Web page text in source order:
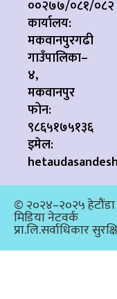
००२७७/०८१/०८२
कार्यालय:
मकवानपुरगढी
गाउँपालिका–
४,
मकवानपुर
फोन:
९८६५१७५१३६
इमेल:
© २०२४–२०२५
मिडिया नेटवर्क
प्रा.लि.सर्वाधिकार